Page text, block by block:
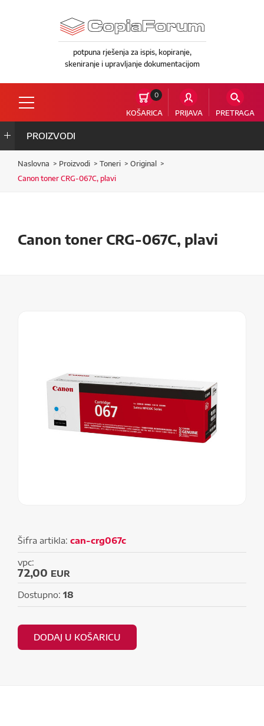
potpuna rješenja za ispis, kopiranje,
skeniranje i upravljanje dokumentacijom
0
KOŠARICA PRIJAVA PRETRAGA
PROIZVODI
Naslovna Proizvodi Toneri
Original
Canon toner CRG-067C, plavi
Canon toner CRG-067C, plavi
Šifra artikla: can-crg067c
vpc:
72,00 EUR
Dostupno: 18
DODAJ U KOŠARICU